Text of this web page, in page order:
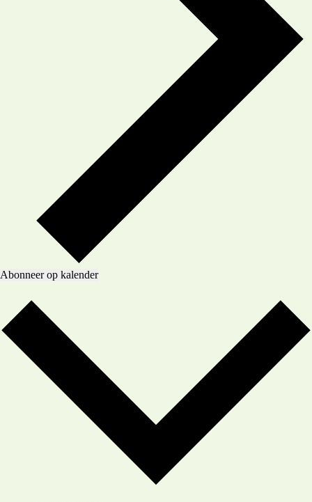
Abonneer op kalender